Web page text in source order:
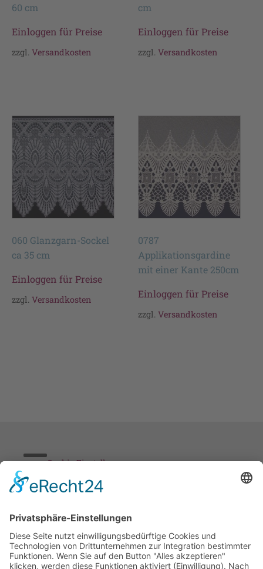
60 cm
Einloggen für Preise
zzgl. Versandkosten
cm
Einloggen für Preise
zzgl.Versandkosten
060 Glanzgarn-Sockel
ca 35 cm
Einloggen für Preise
zzgl. Versandkosten
0787
Applikationsgardine
mit einer Kante 250cm
Einloggen für Preise
zzgl.Versandkosten
Cookie-Einstellungen